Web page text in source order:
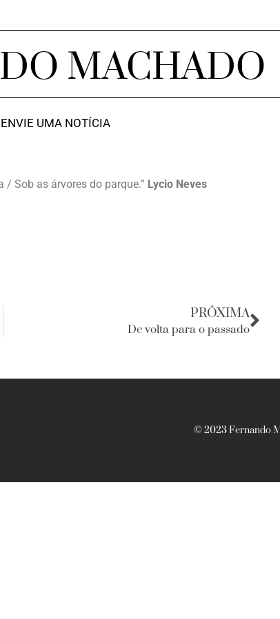
MACHADO
ENVIE UMA NOTÍCIA
Sob as árvores do parque.” Lycio Neves
PRÓXIMA
De volta para o passado
© 2023 Fernando